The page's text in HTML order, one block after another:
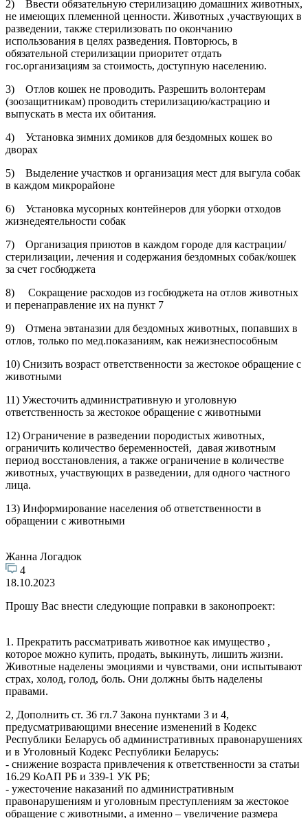
2) Ввести обязательную стерилизацию домашних животных,
не имеющих племенной ценности. Животных ,участвующих в
разведении, также стерилизовать по окончанию
использования в целях разведения. Повторюсь, в
обязательной стерилизации приоритет отдать
гос.организациям за стоимость, доступную населению.
3) Отлов кошек не проводить. Разрешить волонтерам
(зоозащитникам) проводить стерилизацию/кастрацию и
выпускать в места их обитания.
4) Установка зимних домиков для бездомных кошек во
дворах
5) Выделение участков и организация мест для выгула собак
в каждом микрорайоне
6) Установка мусорных контейнеров для уборки отходов
жизнедеятельности собак
7) Организация приютов в каждом городе для кастрации/
стерилизации, лечения и содержания бездомных собак/кошек
за счет госбюджета
8) Сокращение расходов из госбюджета на отлов животных
и перенаправление их на пункт 7
9) Отмена эвтаназии для бездомных животных, попавших в
отлов, только по мед.показаниям, как нежизнеспособным
10) Снизить возраст ответственности за жестокое обращение с
животными
11) Ужесточить административную и уголовную
ответственность за жестокое обращение с животными
12) Ограничение в разведении породистых животных,
ограничить количество беременностей, давая животным
период восстановления, а также ограничение в количестве
животных, участвующих в разведении, для одного частного
лица.
13) Информирование населения об ответственности в
обращении с животными
Жанна Логадюк
4
18.10.2023
Прошу Вас внести следующие поправки в законопроект:
1. Прекратить рассматривать животное как имущество ,
которое можно купить, продать, выкинуть, лишить жизни.
Животные наделены эмоциями и чувствами, они испытывают
страх, холод, голод, боль. Они должны быть наделены
правами.
2, Дополнить ст. 36 гл.7 Закона пунктами 3 и 4,
предусматривающими внесение изменений в Кодекс
Республики Беларусь об административных правонарушениях
и в Уголовный Кодекс Республики Беларусь:
- снижение возраста привлечения к ответственности за статьи
16.29 КоАП РБ и 339-1 УК РБ;
- ужесточение наказаний по административным
правонарушениям и уголовным преступлениям за жестокое
обращение с животными, а именно – увеличение размера